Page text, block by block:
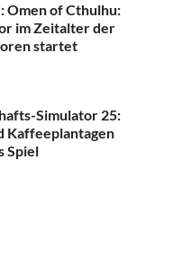
Omen of Cthulhu:
im Zeitalter der
startet
Simulator 25:
Kaffeeplantagen
Spiel